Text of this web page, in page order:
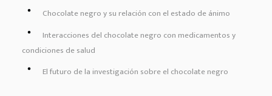
Chocolate negro y su relación con el estado de ánimo
Interacciones del chocolate negro con medicamentos y
condiciones de salud
El futuro de la investigación sobre el chocolate negro